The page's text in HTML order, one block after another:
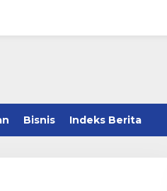
Bisnis Indeks Berita